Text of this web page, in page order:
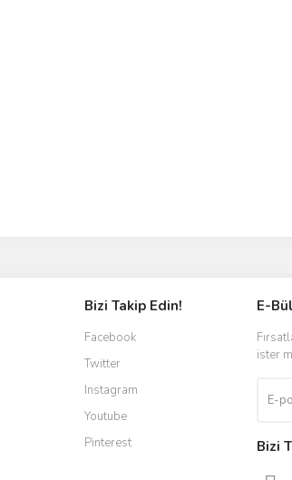
Bizi Takip Edin!
Facebook
Twitter
Instagram
Youtube
Pinterest
E-
ister
Bizi